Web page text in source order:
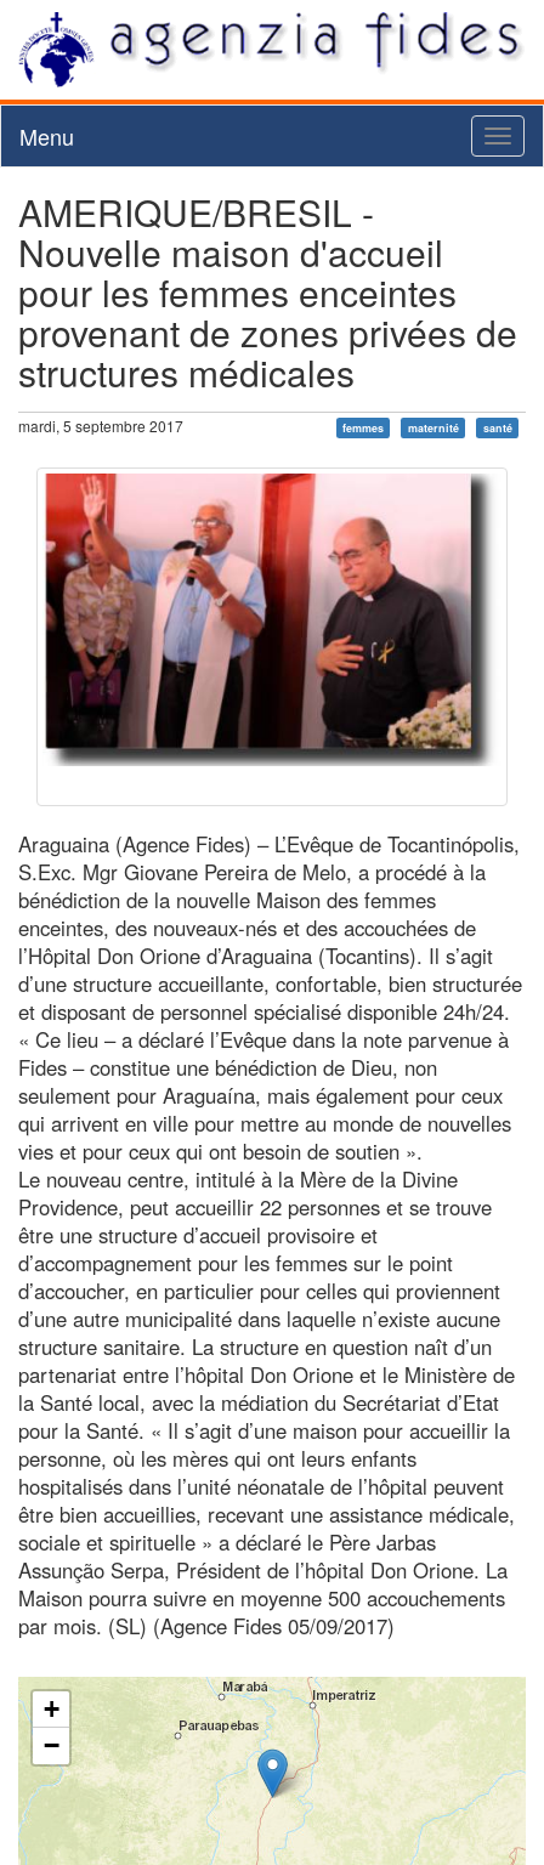
Menu
AMERIQUE/BRESIL -
Nouvelle maison d'accueil
pour les femmes enceintes
provenant de zones privées de
structures médicales
mardi, 5 septembre 2017 femmes maternité santé
Araguaina (Agence Fides) – L’Evêque de Tocantinópolis,
S.Exc. Mgr Giovane Pereira de Melo, a procédé à la
bénédiction de la nouvelle Maison des femmes
enceintes, des nouveaux-nés et des accouchées de
l’Hôpital Don Orione d’Araguaina (Tocantins). Il s’agit
d’une structure accueillante, confortable, bien structurée
et disposant de personnel spécialisé disponible 24h/24.
« Ce lieu – a déclaré l’Evêque dans la note parvenue à
Fides – constitue une bénédiction de Dieu, non
seulement pour Araguaína, mais également pour ceux
qui arrivent en ville pour mettre au monde de nouvelles
vies et pour ceux qui ont besoin de soutien ».
Le nouveau centre, intitulé à la Mère de la Divine
Providence, peut accueillir 22 personnes et se trouve
être une structure d’accueil provisoire et
d’accompagnement pour les femmes sur le point
d’accoucher, en particulier pour celles qui proviennent
d’une autre municipalité dans laquelle n’existe aucune
structure sanitaire. La structure en question naît d’un
partenariat entre l’hôpital Don Orione et le Ministère de
la Santé local, avec la médiation du Secrétariat d’Etat
pour la Santé. « Il s’agit d’une maison pour accueillir la
personne, où les mères qui ont leurs enfants
hospitalisés dans l’unité néonatale de l’hôpital peuvent
être bien accueillies, recevant une assistance médicale,
sociale et spirituelle » a déclaré le Père Jarbas
Assunção Serpa, Président de l’hôpital Don Orione. La
Maison pourra suivre en moyenne 500 accouchements
par mois. (SL) (Agence Fides 05/09/2017)
+
−